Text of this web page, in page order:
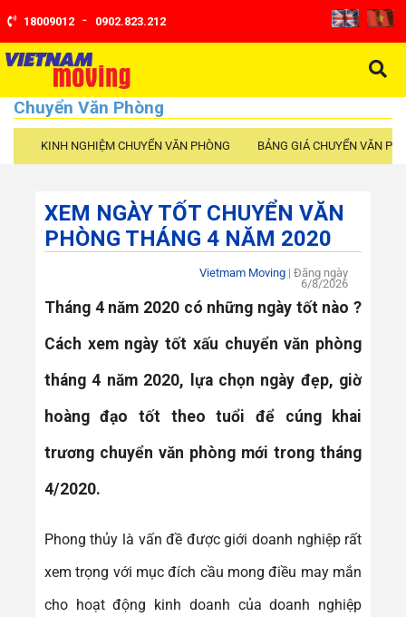
18009012 - 0902.823.212
Chuyển Văn Phòng
KINH NGHIỆM CHUYỂN VĂN PHÒNG BẢNG GIÁ CHUYỂN VĂN
XEM NGÀY TỐT CHUYỂN VĂN
PHÒNG THÁNG 4 NĂM 2020
Vietmam Moving | Đăng ngày
6/8/2026
Tháng 4 năm 2020 có những ngày tốt nào ?
Cách xem ngày tốt xấu chuyển văn phòng
tháng 4 năm 2020, lựa chọn ngày đẹp, giờ
hoàng đạo tốt theo tuổi để cúng khai
trương chuyển văn phòng mới trong tháng
4/2020.
Phong thủy là vấn đề được giới doanh nghiệp rất
xem trọng với mục đích cầu mong điều may mắn
cho hoạt động kinh doanh của doanh nghiệp